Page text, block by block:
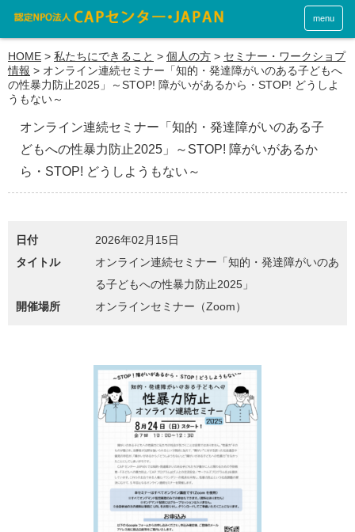
menu
HOME > 私たちにできること > 個人の方 > セミナー・ワークショプ
情報 > オンライン連続セミナー「知的・発達障がいのある子どもへ
の性暴力防止2025」～STOP! 障がいがあるから・STOP! どうしよ
うもない～
オンライン連続セミナー「知的・発達障がいのある子
どもへの性暴力防止2025」～STOP! 障がいがあるか
ら・STOP! どうしようもない～
日付
2026年02月15日
タイトル
オンライン連続セミナー「知的・発達障がいのあ
る子どもへの性暴力防止2025」
開催場所
オンラインセミナー（Zoom）